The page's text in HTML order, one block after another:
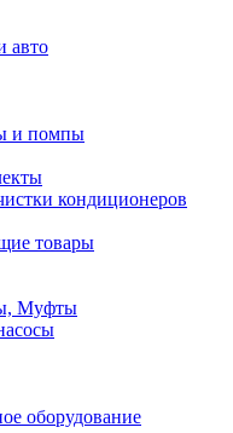
авто
и помпы
кондиционеров
товары
Муфты
оборудование